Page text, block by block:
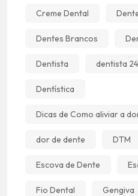
Creme Dental
Dentes Brancos
Dentista dentista
Dentística
Dicas de Como aliviar a
dor de dente DTM
Escova de Dente
Fio Dental Gengiva